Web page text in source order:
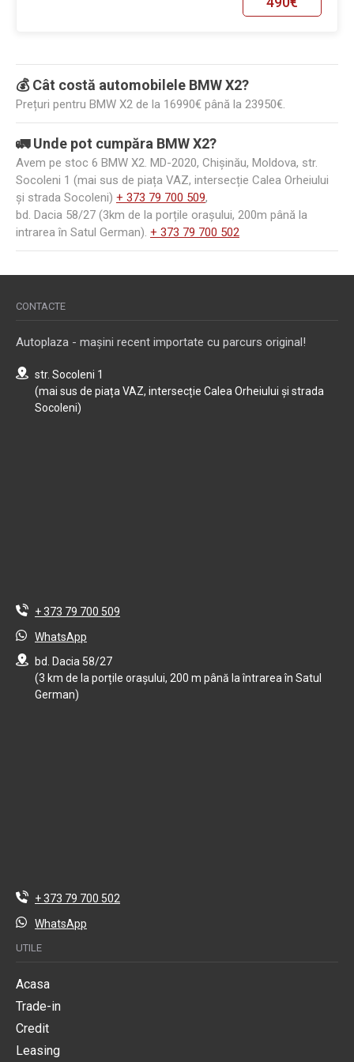
💰 Cât costă automobilele BMW X2?
Prețuri pentru BMW X2 de la 16990€ până la 23950€.
🚛 Unde pot cumpăra BMW X2?
Avem pe stoc 6 BMW X2. MD-2020, Chișinău, Moldova, str.
Socoleni 1 (mai sus de piața VAZ, intersecție Calea Orheiului
și strada Socoleni) + 373 79 700 509,
bd. Dacia 58/27 (3km de la porțile orașului, 200m până la
intrarea în Satul German). + 373 79 700 502
CONTACTE
Autoplaza - mașini recent importate cu parcurs original!
str. Socoleni 1
(mai sus de piața VAZ, intersecție Calea Orheiului și strada
Socoleni)
+ 373 79 700 509
WhatsApp
bd. Dacia 58/27
(3 km de la porțile orașului, 200 m până la întrarea în Satul
German)
+ 373 79 700 502
WhatsApp
UTILE
Acasa
Trade-in
Credit
Leasing